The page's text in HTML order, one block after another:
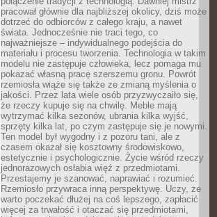
pracował głównie dla najbliższej okolicy, dziś może
dotrzeć do odbiorców z całego kraju, a nawet
świata. Jednocześnie nie traci tego, co
najważniejsze – indywidualnego podejścia do
materiału i procesu tworzenia. Technologia w takim
modelu nie zastępuje człowieka, lecz pomaga mu
pokazać własną pracę szerszemu gronu. Powrót
rzemiosła wiąże się także ze zmianą myślenia o
jakości. Przez lata wiele osób przyzwyczaiło się,
że rzeczy kupuje się na chwilę. Meble mają
wytrzymać kilka sezonów, ubrania kilka wyjść,
sprzęty kilka lat, po czym zastępuje się je nowymi.
Ten model był wygodny i z pozoru tani, ale z
czasem okazał się kosztowny środowiskowo,
estetycznie i psychologicznie. Życie wśród rzeczy
jednorazowych osłabia więź z przedmiotami.
Przestajemy je szanować, naprawiać i rozumieć.
Rzemiosło przywraca inną perspektywę. Uczy, że
warto poczekać dłużej na coś lepszego, zapłacić
więcej za trwałość i otaczać się przedmiotami,